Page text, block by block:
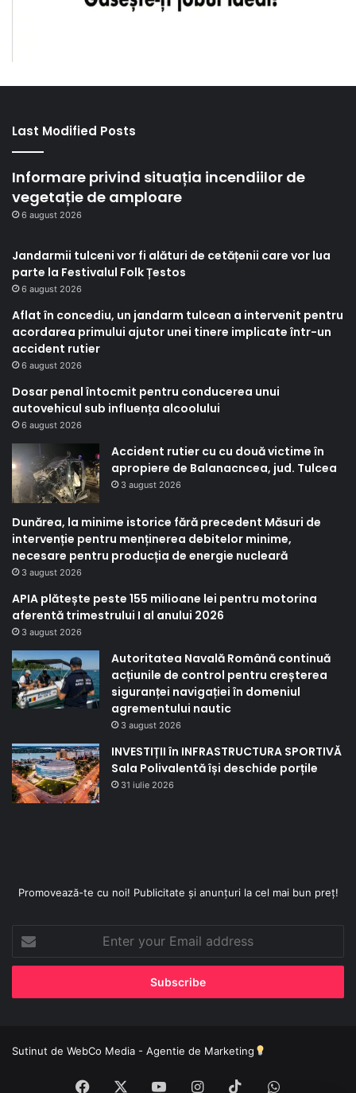
Last Modified Posts
Informare privind situația incendiilor de
vegetație de amploare
6 august 2026
Jandarmii tulceni vor fi alături de cetățenii care vor lua
parte la Festivalul Folk Țestos
6 august 2026
Aflat în concediu, un jandarm tulcean a intervenit pentru
acordarea primului ajutor unei tinere implicate într-un
accident rutier
6 august 2026
Dosar penal întocmit pentru conducerea unui
autovehicul sub influența alcoolului
6 august 2026
Accident rutier cu cu două victime în
apropiere de Balanacncea, jud. Tulcea
3 august 2026
Dunărea, la minime istorice fără precedent Măsuri de
intervenție pentru menținerea debitelor minime,
necesare pentru producția de energie nucleară
3 august 2026
APIA plătește peste 155 milioane lei pentru motorina
aferentă trimestrului I al anului 2026
3 august 2026
Autoritatea Navală Română continuă
acțiunile de control pentru creșterea
siguranței navigației în domeniul
agrementului nautic
3 august 2026
INVESTIȚII în INFRASTRUCTURA SPORTIVĂ
Sala Polivalentă își deschide porțile
31 iulie 2026
Promovează-te cu noi! Publicitate și anunțuri la cel mai bun preț!
your
Email
Sutinut de WebCo Media - Agentie de Marketing
Facebook YouTubeInstagram
TikTokWhatsApp